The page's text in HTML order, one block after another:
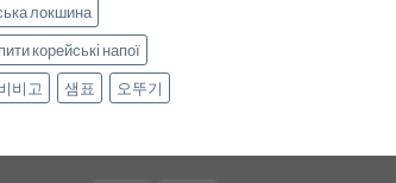
локшина
корейські напої
비고 샘표 오뚜기